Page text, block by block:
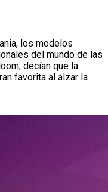
los modelos
del mundo de las
decían que la
favorita al alzar la